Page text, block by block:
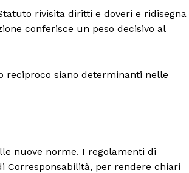
rivisita diritti e doveri e ridisegna
conferisce un peso decisivo al
reciproco siano determinanti nelle
nuove norme. I regolamenti di
Corresponsabilità, per rendere chiari